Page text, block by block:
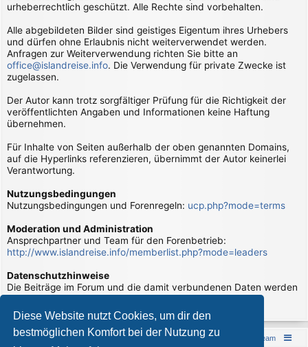
Diese Website nutzt Cookies, um dir den
bestmöglichen Komfort bei der Nutzung zu
urheberrechtlich geschützt. Alle Rechte sind vorbehalten.
Alle abgebildeten Bilder sind geistiges Eigentum ihres Urhebers
und dürfen ohne Erlaubnis nicht weiterverwendet werden.
Anfragen zur Weiterverwendung richten Sie bitte an
office@islandreise.info. Die Verwendung für private Zwecke ist
zugelassen.
Der Autor kann trotz sorgfältiger Prüfung für die Richtigkeit der
veröffentlichten Angaben und Informationen keine Haftung
übernehmen.
Für Inhalte von Seiten außerhalb der oben genannten Domains,
auf die Hyperlinks referenzieren, übernimmt der Autor keinerlei
Verantwortung.
Nutzungsbedingungen
Nutzungsbedingungen und Forenregeln: ucp.php?mode=terms
Moderation und Administration
Ansprechpartner und Team für den Forenbetrieb:
http://www.islandreise.info/memberlist.php?mode=leaders
Datenschutzhinweise
Die Beiträge im Forum und die damit verbundenen Daten werden
page/datenschutzhinweise
Islandreise Portal Foren-Übersicht Das Team